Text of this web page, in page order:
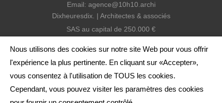
Email: agence@10h10.archi
Dixheuresdix. | Architectes & associés
SAS au capital de 250.000 €
Agence inscrite à l'ordre
Code APE: 7111Z
N° d’inscription au Tableau de
Nous utilisons des cookies sur notre site Web pour vous offrir
l'expérience la plus pertinente. En cliquant sur «Accepter»,
vous consentez à l'utilisation de TOUS les cookies.
Cependant, vous pouvez visiter les paramètres des cookies